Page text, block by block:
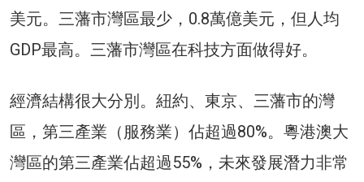
美元。三藩市灣區最少，0.8萬億美元，但人均
GDP最高。三藩市灣區在科技方面做得好。
經濟結構很大分別。紐約、東京、三藩市的灣
區，第三產業（服務業）佔超過80%。粵港澳大
灣區的第三產業佔超過55%，未來發展潛力非常